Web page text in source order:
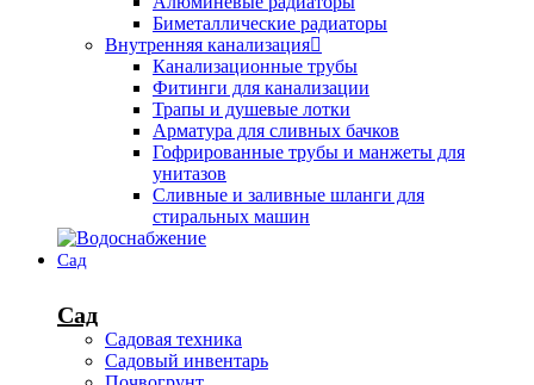
Биметаллические радиаторы
Внутренняя канализация
Канализационные трубы
Фитинги для канализации
Трапы и душевые лотки
Арматура для сливных бачков
Гофрированные трубы и манжеты для
унитазов
Сливные и заливные шланги для
стиральных машин
Сад
Сад
Садовая техника
Садовый инвентарь